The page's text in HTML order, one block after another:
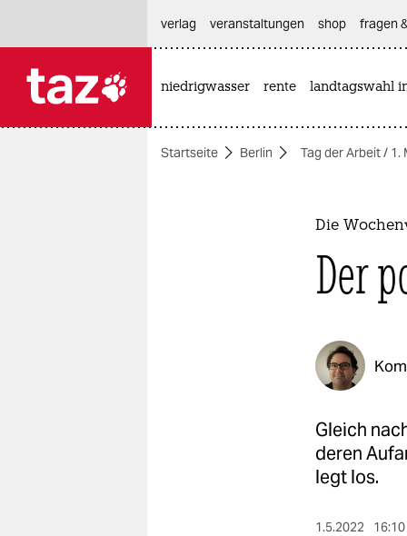
themen
verlag
veranstaltungen shop fragen
niedrigwasser rente landtagswahl
Startseite Berlin Tag der Arbeit / 1.
Die
Der
Gleich
deren
legt los.
1.5.2022